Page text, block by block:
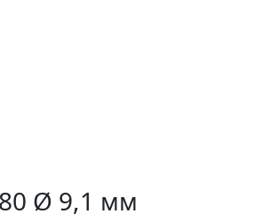
Ø 9,1 мм